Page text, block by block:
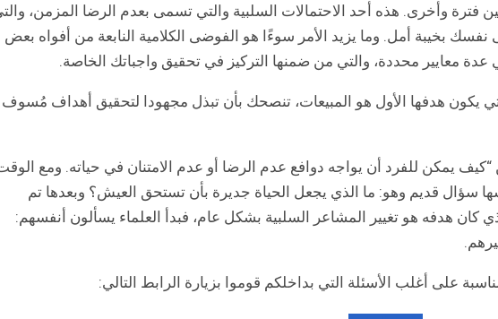
فترة وأخرى. هذه أحد الاحتمالات السلبية والتي تسمى بعدم الرضا المزمن،
بخيبة أمل. وما يزيد الأمر سوءًا هو الفوضى الكلامية النابعة من أفواه بعض
معايير محددة، والتي من ضمنها التركيز في تحقيق واجباتك الخاصة.
يكون هدفها الأول هو المبيعات، تنصحك بأن تبذل مجهودا لتحقيق أهداف مُسوف
يمكن للفرد أن يواجه دوافع عدم الرضا أو عدم الامتنان في حياته. ومع
سؤال قديم وهو: ما الذي يجعل الحياة جديرة بأن تستحق العيش؟ وبعدها تم
كان هدفه هو تغيير المشاعر السلبية بشكل عام، فبدأ العلماء يسألون أنفسهم:
على أغلب الأسئلة التي بداخلكم قوموا بزيارة الرابط التالي: